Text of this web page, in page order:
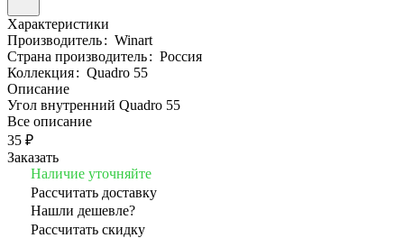
Характеристики
Производитель: Winart
Страна производитель: Россия
Коллекция: Quadro 55
Описание
Угол внутренний Quadro 55
Все описание
35 ₽
Заказать
Наличие уточняйте
Рассчитать доставку
Нашли дешевле?
Рассчитать скидку